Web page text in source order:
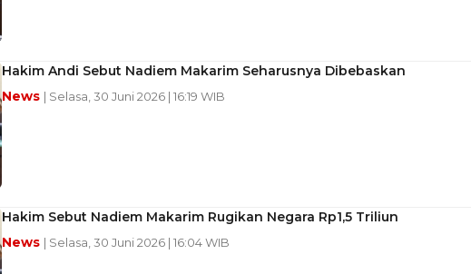
Hakim Andi Sebut Nadiem Makarim Seharusnya Dibebaskan
News | Selasa, 30 Juni 2026 | 16:19 WIB
Hakim Sebut Nadiem Makarim Rugikan Negara Rp1,5 Triliun
News | Selasa, 30 Juni 2026 | 16:04 WIB